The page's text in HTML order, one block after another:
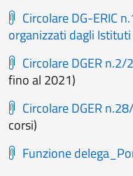
Circolare DG-ERIC
organizzati dagli
Circolare DGER n.2/
fino al 2021)
Circolare DGER
corsi)
Funzione